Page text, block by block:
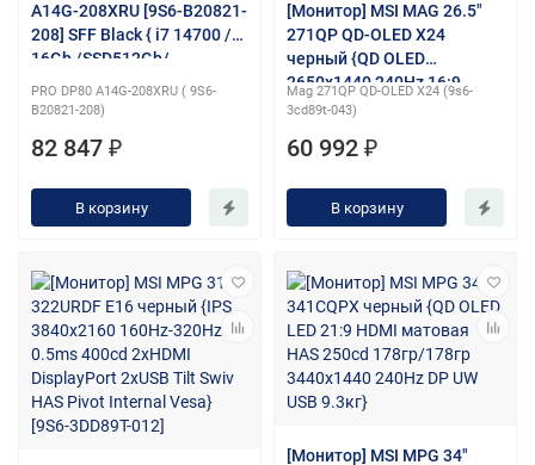
A14G-208XRU [9S6-B20821-
208] SFF Black { i7 14700 /
16Gb /SSD512Gb/
Graphics/noOs}
PRO DP80 A14G-208XRU ( 9S6-
B20821-208)
82 847 ₽
В корзину
[Монитор] MSI MAG 26.5"
271QP QD-OLED X24
черный {QD OLED
2650x1440 240Hz 16:9
матовая HAS Pivot 240cd
Mag 271QP QD-OLED X24 (9s6-
3cd89t-043)
60 992 ₽
В корзину
[Монитор] MSI MPG 34"